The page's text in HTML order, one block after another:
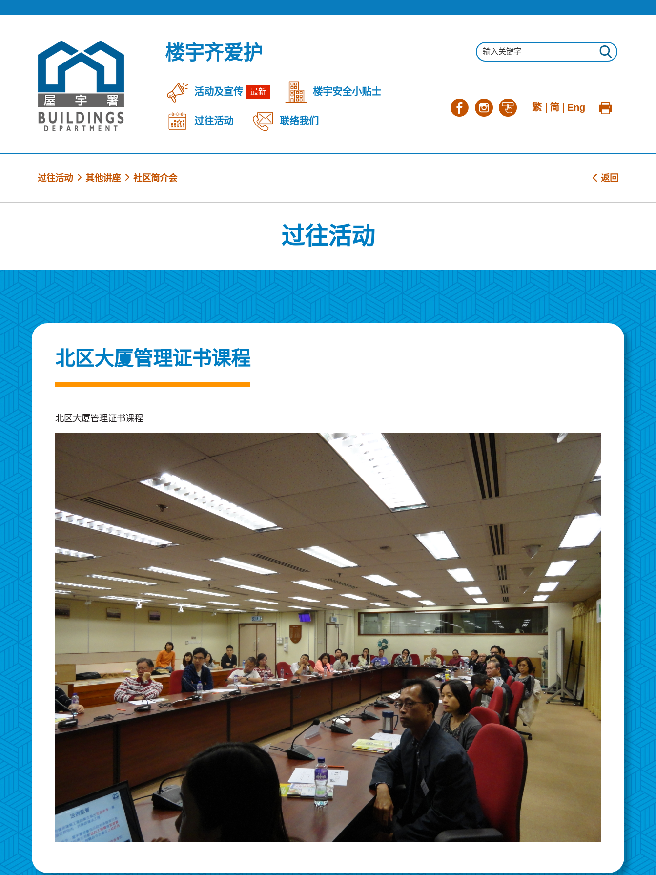
楼宇齐爱护
活动及宣传 最新 楼宇安全小贴士
过往活动 联络我们
繁 简 Eng
过往活动 其他讲座 社区简介会 返回
过往活动
北区大厦管理证书课程
北区大厦管理证书课程